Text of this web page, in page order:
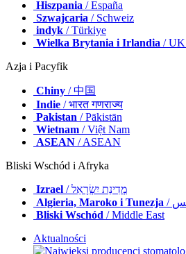
Hiszpania / España
Szwajcaria / Schweiz
indyk / Türkiye
Wielka Brytania i Irlandia /
Azja i Pacyfik
Chiny / 中国
Indie / भारत गणराज्य
Pakistan / Pākistān
Wietnam / Việt Nam
ASEAN / ASEAN
Bliski Wschód i Afryka
Izrael
/ מְדִינַת יִשְׂרָאֵל
Algieria, Maroko i Tunezja
Bliski Wschód / Middle East
Aktualności